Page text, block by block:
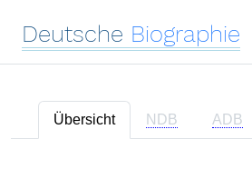
Deutsche Biographie
Übersicht NDB ADB